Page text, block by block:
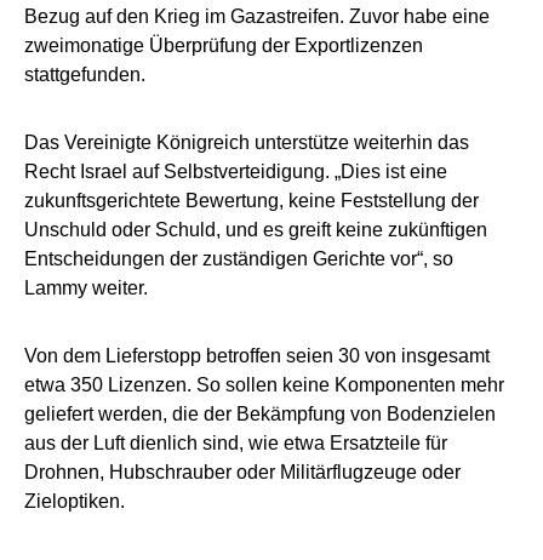
Bezug auf den Krieg im Gazastreifen. Zuvor habe eine
zweimonatige Überprüfung der Exportlizenzen
stattgefunden.
Das Vereinigte Königreich unterstütze weiterhin das
Recht Israel auf Selbstverteidigung. „Dies ist eine
zukunftsgerichtete Bewertung, keine Feststellung der
Unschuld oder Schuld, und es greift keine zukünftigen
Entscheidungen der zuständigen Gerichte vor“, so
Lammy weiter.
Von dem Lieferstopp betroffen seien 30 von insgesamt
etwa 350 Lizenzen. So sollen keine Komponenten mehr
geliefert werden, die der Bekämpfung von Bodenzielen
aus der Luft dienlich sind, wie etwa Ersatzteile für
Drohnen, Hubschrauber oder Militärflugzeuge oder
Zieloptiken.